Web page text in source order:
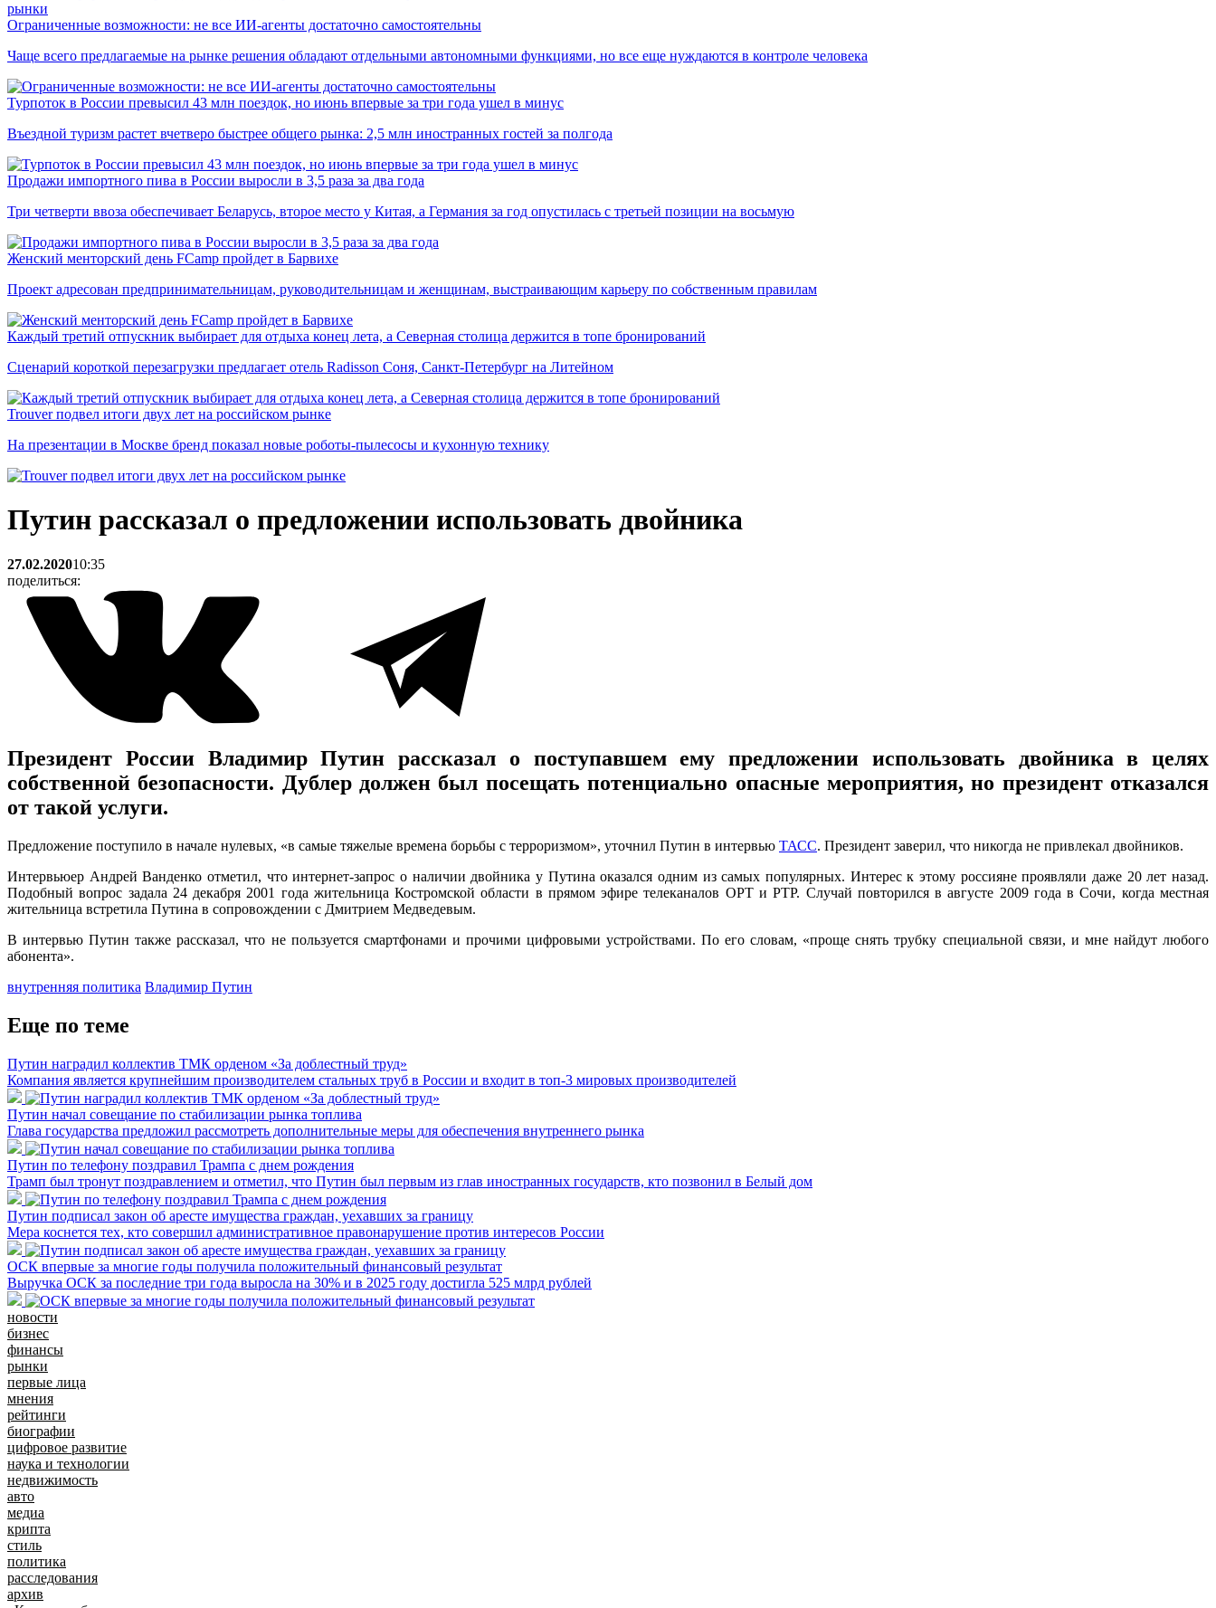
рынки
Ограниченные возможности: не все ИИ-агенты достаточно самостоятельны
Чаще всего предлагаемые на рынке решения обладают отдельными автономными функциями, но все еще нуждаются в контроле человека
Турпоток в России превысил 43 млн поездок, но июнь впервые за три года ушел в минус
Въездной туризм растет вчетверо быстрее общего рынка: 2,5 млн иностранных гостей за полгода
Продажи импортного пива в России выросли в 3,5 раза за два года
Три четверти ввоза обеспечивает Беларусь, второе место у Китая, а Германия за год опустилась с третьей позиции на восьмую
Женский менторский день FCamp пройдет в Барвихе
Проект адресован предпринимательницам, руководительницам и женщинам, выстраивающим карьеру по собственным правилам
Каждый третий отпускник выбирает для отдыха конец лета, а Северная столица держится в топе бронирований
Сценарий короткой перезагрузки предлагает отель Radisson Соня, Санкт-Петербург на Литейном
Trouver подвел итоги двух лет на российском рынке
На презентации в Москве бренд показал новые роботы-пылесосы и кухонную технику
Путин рассказал о предложении использовать двойника
27.02.202010:35
поделиться:
Президент России Владимир Путин рассказал о поступавшем ему предложении использовать двойника в целях
собственной безопасности. Дублер должен был посещать потенциально опасные мероприятия, но президент отказался
от такой услуги.
Предложение поступило в начале нулевых, «в самые тяжелые времена борьбы с терроризмом», уточнил Путин в интервью ТАСС. Президент заверил, что никогда не привлекал двойников.
Интервьюер Андрей Ванденко отметил, что интернет-запрос о наличии двойника у Путина оказался одним из самых популярных. Интерес к этому россияне проявляли даже 20 лет назад.
Подобный вопрос задала 24 декабря 2001 года жительница Костромской области в прямом эфире телеканалов ОРТ и РТР. Случай повторился в августе 2009 года в Сочи, когда местная
жительница встретила Путина в сопровождении с Дмитрием Медведевым.
В интервью Путин также рассказал, что не пользуется смартфонами и прочими цифровыми устройствами. По его словам, «проще снять трубку специальной связи, и мне найдут любого
абонента».
внутренняя политика Владимир Путин
Еще по теме
Путин наградил коллектив ТМК орденом «За доблестный труд»
Компания является крупнейшим производителем стальных труб в России и входит в топ-3 мировых производителей
Путин начал совещание по стабилизации рынка топлива
Глава государства предложил рассмотреть дополнительные меры для обеспечения внутреннего рынка
Путин по телефону поздравил Трампа с днем рождения
Трамп был тронут поздравлением и отметил, что Путин был первым из глав иностранных государств, кто позвонил в Белый дом
Путин подписал закон об аресте имущества граждан, уехавших за границу
Мера коснется тех, кто совершил административное правонарушение против интересов России
ОСК впервые за многие годы получила положительный финансовый результат
Выручка ОСК за последние три года выросла на 30% и в 2025 году достигла 525 млрд рублей
новости
бизнес
финансы
рынки
первые лица
мнения
рейтинги
биографии
цифровое развитие
наука и технологии
недвижимость
авто
медиа
крипта
стиль
политика
расследования
архив